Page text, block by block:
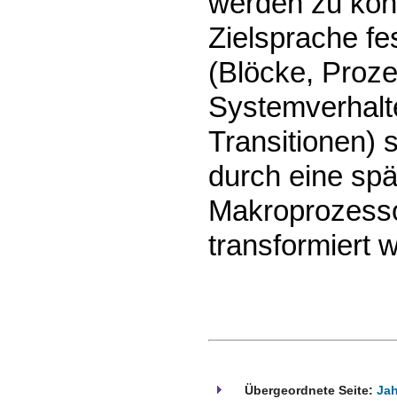
Zielsprache
(Blöcke,
Transitionen)
durch eine
transformiert
Übergeordnete Seite: